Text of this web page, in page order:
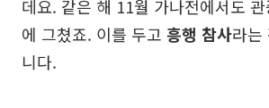
데요. 같은 해 11월 가나전에서도
에 그쳤죠. 이를 두고 흥행 참사라는
니다.